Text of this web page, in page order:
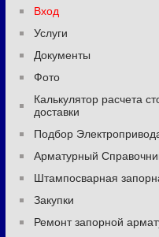
Вход
Услуги
Документы
Фото
Калькулятор расчета
доставки
Подбор
Арматурный
Штампосварная
Закупки
Ремонт запорной